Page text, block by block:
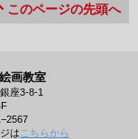
このページの先頭へ
画教室
座3-8-1
は こちらから